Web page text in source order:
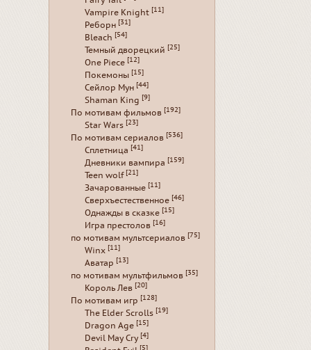
Vampire Knight [11]
Реборн [31]
Bleach [54]
Темный дворецкий [25]
One Piece [12]
Покемоны [15]
Сейлор Мун [44]
Shaman King [9]
По мотивам фильмов [192]
Star Wars [23]
По мотивам сериалов [536]
Сплетница [41]
Дневники вампира [159]
Teen wolf [21]
Зачарованные [11]
Сверхъестественное [46]
Однажды в сказке [15]
Игра престолов [16]
по мотивам мультсериалов [75]
Winx [11]
Аватар [13]
по мотивам мультфильмов [35]
Король Лев [20]
По мотивам игр [128]
The Elder Scrolls [19]
Dragon Age [15]
Devil May Cry [4]
[5]